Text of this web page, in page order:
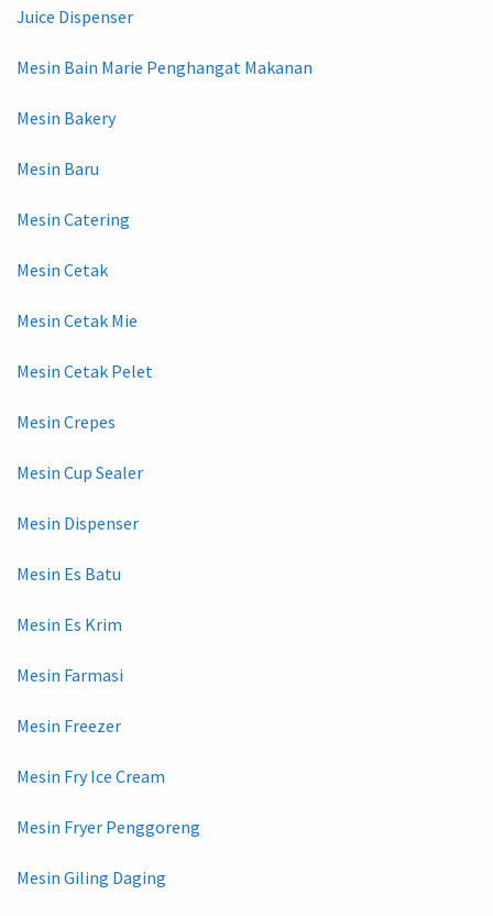
Juice Dispenser
Mesin Bain Marie Penghangat Makanan
Mesin Bakery
Mesin Baru
Mesin Catering
Mesin Cetak
Mesin Cetak Mie
Mesin Cetak Pelet
Mesin Crepes
Mesin Cup Sealer
Mesin Dispenser
Mesin Es Batu
Mesin Es Krim
Mesin Farmasi
Mesin Freezer
Mesin Fry Ice Cream
Mesin Fryer Penggoreng
Mesin Giling Daging